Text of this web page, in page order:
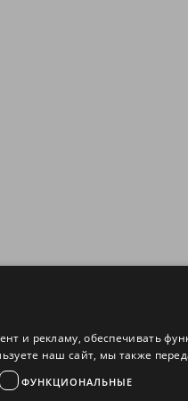
и рекламу, обеспечивать
наш сайт, мы также
ФУНКЦИОНАЛЬНЫЕ